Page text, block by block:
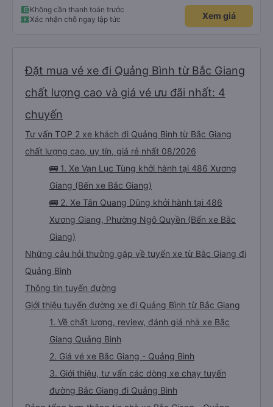
Không cần thanh toán trước
Xác nhận chỗ ngay lập tức
Xem giá
Đặt mua vé xe đi Quảng Bình từ Bắc Giang
chất lượng cao và giá vé ưu đãi nhất: 4
chuyến
Tư vấn TOP 2 xe khách đi Quảng Bình từ Bắc Giang
chất lượng cao, uy tín, giá rẻ nhất 08/2026
🚌 1. Xe Vạn Lục Tùng khởi hành tại 486 Xương
Giang (Bến xe Bắc Giang)
🚌 2. Xe Tân Quang Dũng khởi hành tại 486
Xương Giang, Phường Ngô Quyền (Bến xe Bắc
Giang)
Những câu hỏi thường gặp về tuyến xe từ Bắc Giang đi
Quảng Bình
Thông tin tuyến đường
Giới thiệu tuyến đường xe đi Quảng Bình từ Bắc Giang
1. Về chất lượng, review, đánh giá nhà xe Bắc
Giang Quảng Bình
2. Giá vé xe Bắc Giang - Quảng Bình
3. Giới thiệu, tư vấn các dòng xe chạy tuyến
đường Bắc Giang đi Quảng Bình